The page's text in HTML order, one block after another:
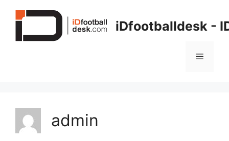
iDfootballdesk -
Menu
admin